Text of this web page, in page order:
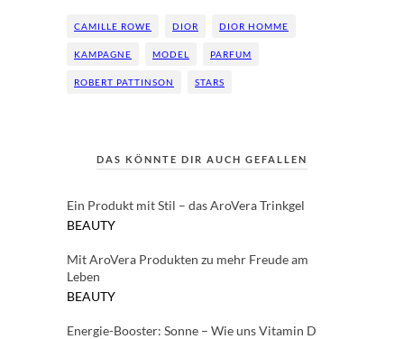
CAMILLE ROWE DIOR DIOR HOMME
KAMPAGNE MODEL PARFUM
ROBERT PATTINSON STARS
DAS KÖNNTE DIR AUCH GEFALLEN
Ein Produkt mit Stil – das AroVera Trinkgel
BEAUTY
Mit AroVera Produkten zu mehr Freude am
Leben
BEAUTY
Energie-Booster: Sonne – Wie uns Vitamin D